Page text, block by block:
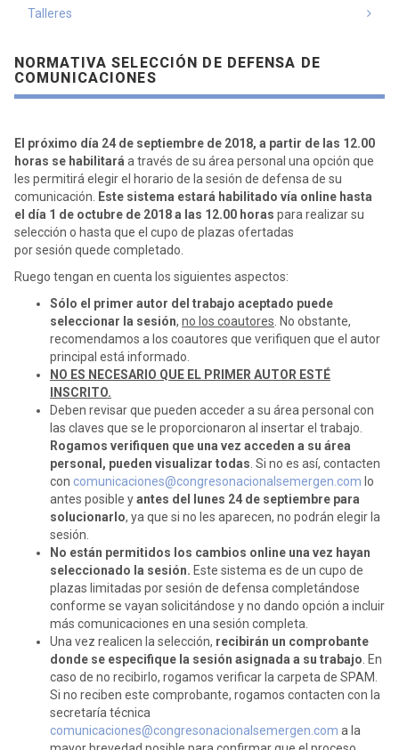
Talleres
NORMATIVA SELECCIÓN DE DEFENSA DE
COMUNICACIONES
El próximo día 24 de septiembre de 2018, a partir de las 12.00
horas se habilitará a través de su área personal una opción que
les permitirá elegir el horario de la sesión de defensa de su
comunicación.
Este sistema estará habilitado vía online hasta
el día 1 de octubre de 2018 a las 12.00 horas para realizar su
selección o hasta que el cupo de plazas ofertadas
por sesión quede completado.
Ruego tengan en cuenta los siguientes aspectos:
Sólo el primer autor del trabajo aceptado puede
seleccionar la sesión, no los coautores . No obstante,
recomendamos a los coautores que verifiquen que el autor
principal está informado.
NO ES NECESARIO QUE EL PRIMER AUTOR ESTÉ
INSCRITO.
Deben revisar que pueden acceder a su área personal con
las claves que se le proporcionaron al insertar el trabajo.
Rogamos verifiquen que una vez acceden a su área
personal, pueden visualizar todas . Si no es así, contacten
con comunicaciones@congresonacionalsemergen.com lo
antes posible yantes del lunes 24 de septiembre para
solucionarlo, ya que si no les aparecen, no podrán elegir la
sesión.
No están permitidos los cambios online una vez hayan
seleccionado la sesión. Este sistema es de un cupo de
plazas limitadas por sesión de defensa completándose
conforme se vayan solicitándose y no dando opción a incluir
más comunicaciones en una sesión completa.
Una vez realicen la selección, recibirán un comprobante
donde se especifique la sesión asignada a su trabajo . En
caso de no recibirlo, rogamos verificar la carpeta de SPAM.
Si no reciben este comprobante, rogamos contacten con la
secretaría técnica
comunicaciones@congresonacionalsemergen.com a la